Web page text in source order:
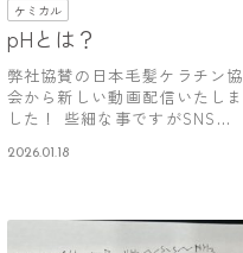
ケミカル
pHとは？
弊社協賛の日本毛髪ケラチン協
会から新しい動画配信いたしま
した！ 些細な事ですがSNSみ
2026.01.18